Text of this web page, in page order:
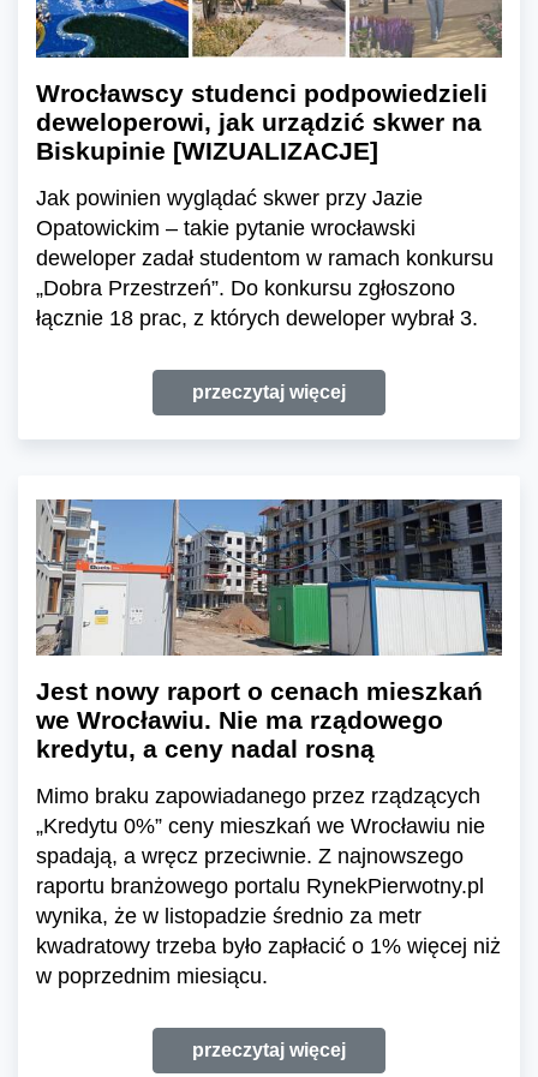
Wrocławscy studenci podpowiedzieli
deweloperowi, jak urządzić skwer na
Biskupinie [WIZUALIZACJE]
Jak powinien wyglądać skwer przy Jazie
Opatowickim – takie pytanie wrocławski
deweloper zadał studentom w ramach konkursu
„Dobra Przestrzeń”. Do konkursu zgłoszono
łącznie 18 prac, z których deweloper wybrał 3.
przeczytaj więcej
Jest nowy raport o cenach mieszkań
we Wrocławiu. Nie ma rządowego
kredytu, a ceny nadal rosną
Mimo braku zapowiadanego przez rządzących
„Kredytu 0%” ceny mieszkań we Wrocławiu nie
spadają, a wręcz przeciwnie. Z najnowszego
raportu branżowego portalu RynekPierwotny.pl
wynika, że w listopadzie średnio za metr
kwadratowy trzeba było zapłacić o 1% więcej niż
w poprzednim miesiącu.
przeczytaj więcej